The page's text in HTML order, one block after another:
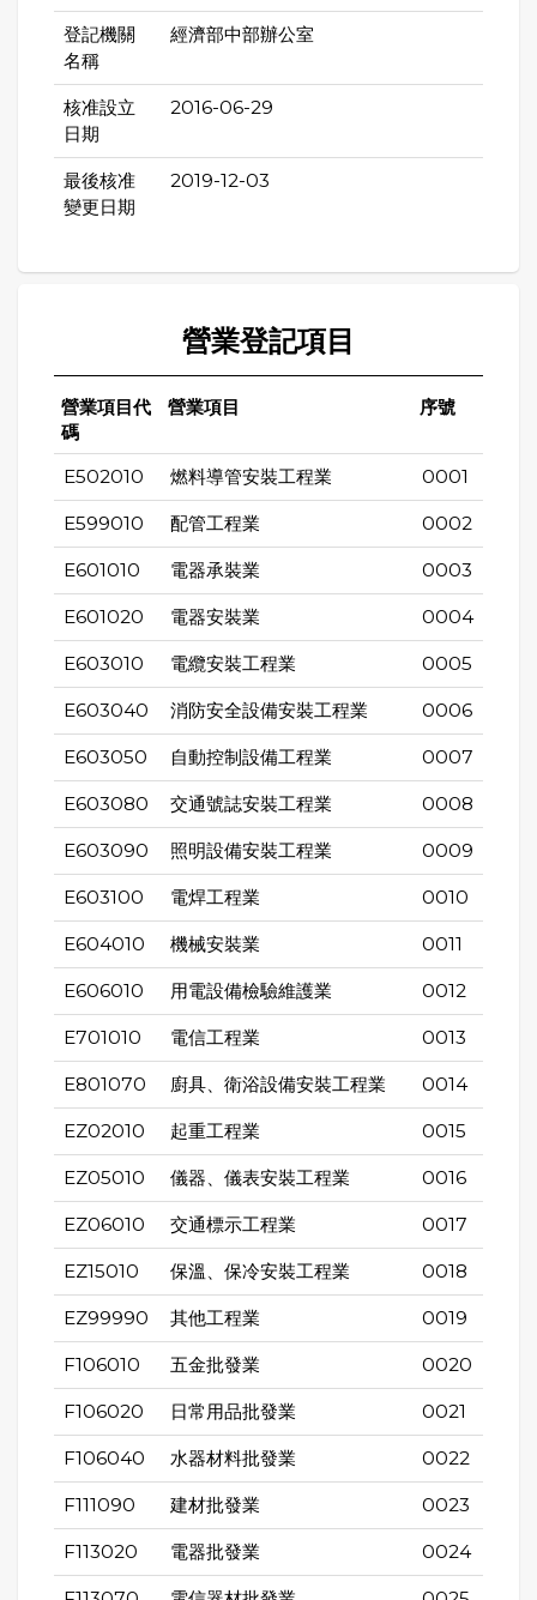
登記機關
名稱
經濟部中部辦公室
核准設立
日期
2016-06-29
最後核准
變更日期
2019-12-03
營業登記項目
營業項目代
碼
營業項目 序號
E502010 燃料導管安裝工程業 0001
E599010 配管工程業 0002
E601010 電器承裝業 0003
E601020 電器安裝業 0004
E603010 電纜安裝工程業 0005
E603040 消防安全設備安裝工程業 0006
E603050 自動控制設備工程業 0007
E603080 交通號誌安裝工程業 0008
E603090 照明設備安裝工程業 0009
E603100 電焊工程業 0010
E604010 機械安裝業 0011
E606010 用電設備檢驗維護業 0012
E701010 電信工程業 0013
E801070 廚具、衛浴設備安裝工程業 0014
EZ02010 起重工程業 0015
EZ05010 儀器、儀表安裝工程業 0016
EZ06010 交通標示工程業 0017
EZ15010 保溫、保冷安裝工程業 0018
EZ99990 其他工程業 0019
F106010 五金批發業 0020
F106020 日常用品批發業 0021
F106040 水器材料批發業 0022
F111090 建材批發業 0023
F113020 電器批發業 0024